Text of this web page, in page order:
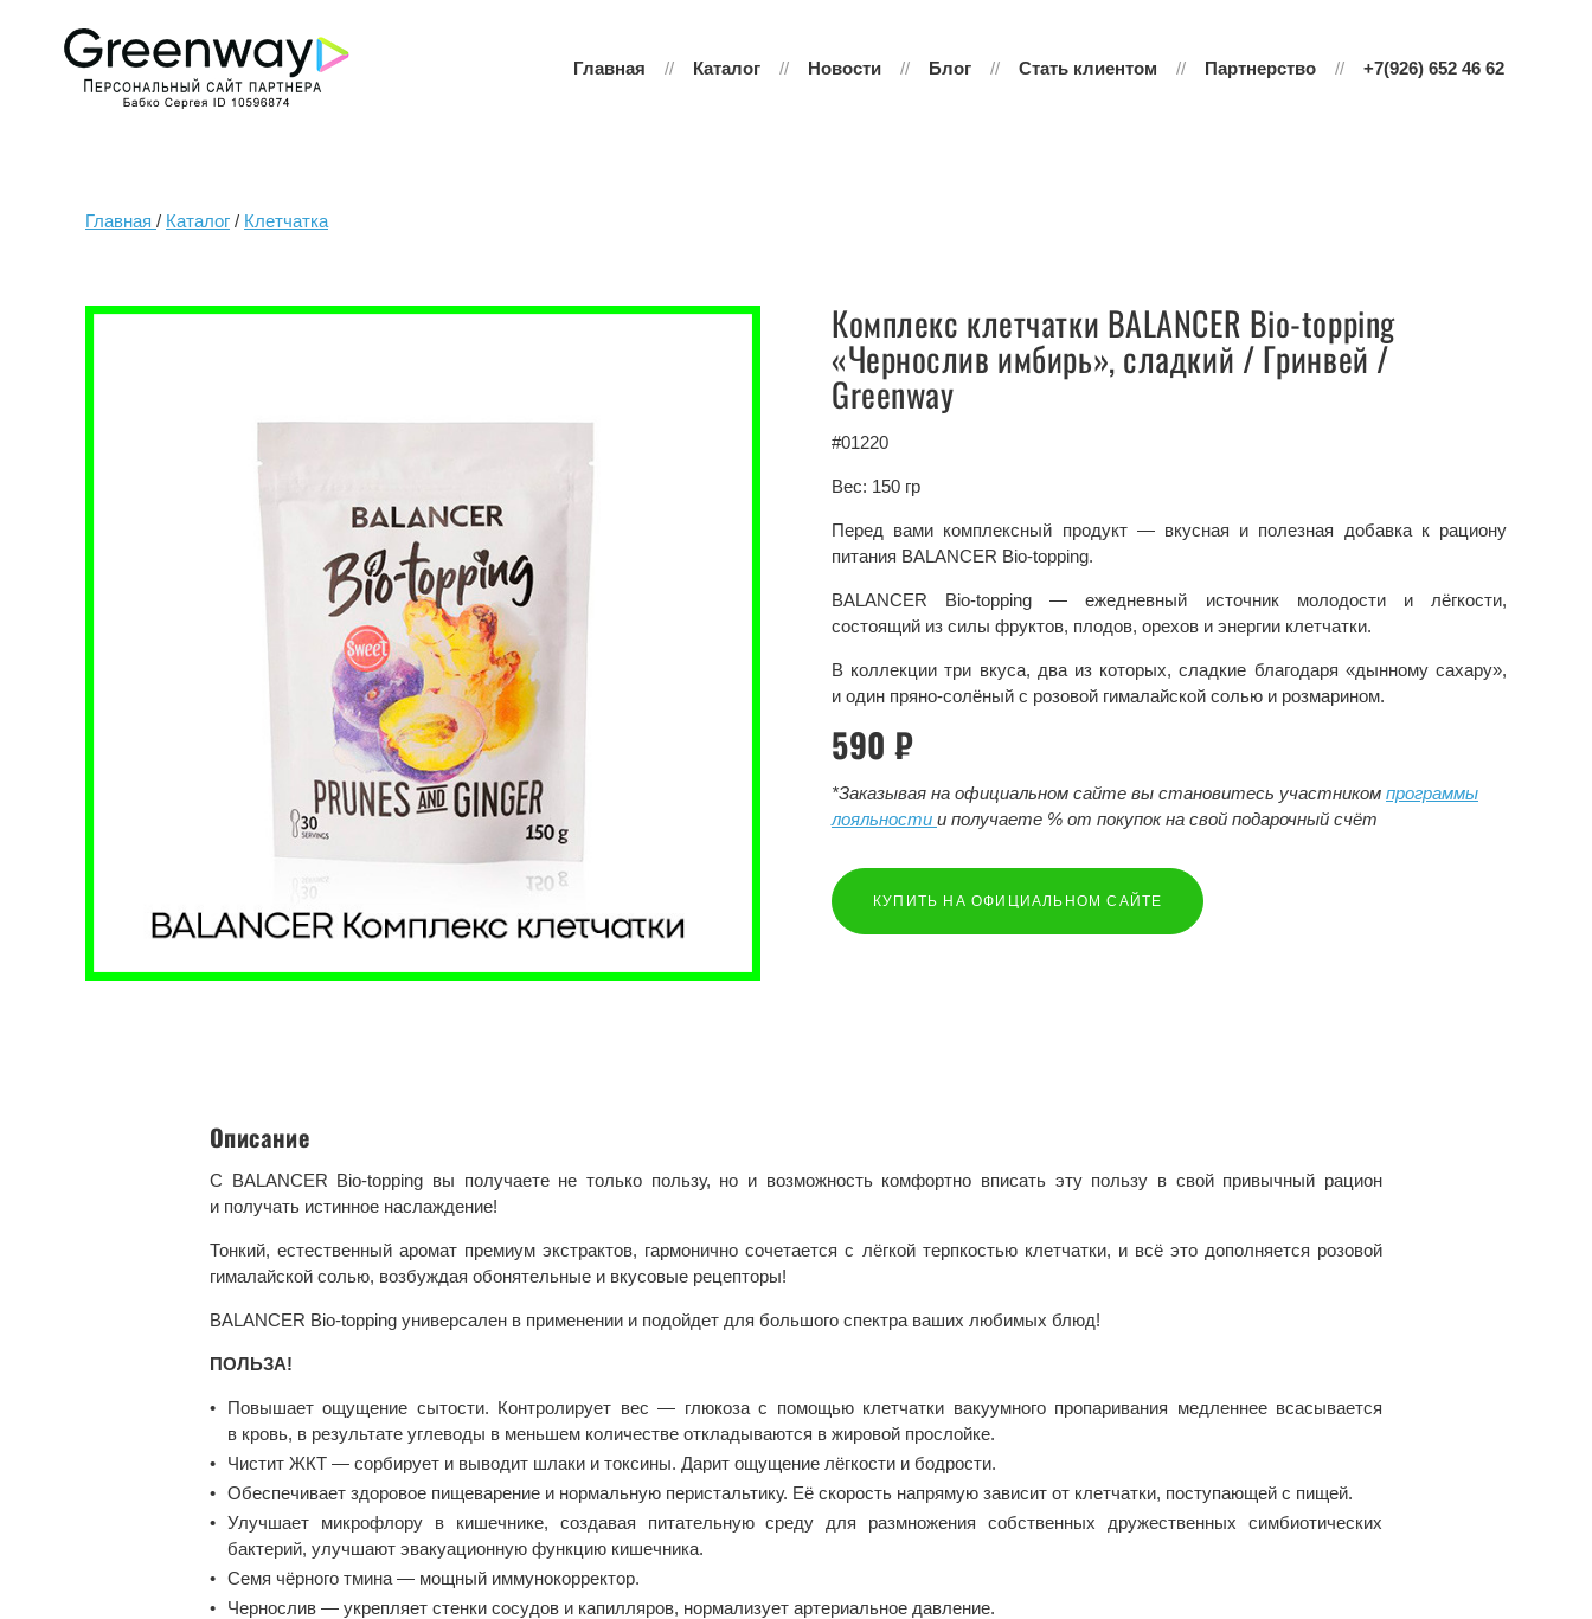
Главная Каталог Новости Блог Стать клиентом Партнерство +7(926) 652 46 62
Главная / Каталог / Клетчатка
Комплекс клетчатки BALANCER Bio-topping
«Чернослив имбирь», сладкий / Гринвей /
Greenway
#01220
Вес: 150 гр
Перед вами комплексный продукт — вкусная и полезная добавка к рациону
питания BALANCER Bio-topping.
BALANCER Bio-topping — ежедневный источник молодости и лёгкости,
состоящий из силы фруктов, плодов, орехов и энергии клетчатки.
В коллекции три вкуса, два из которых, сладкие благодаря «дынному сахару»,
и один пряно-солёный с розовой гималайской солью и розмарином.
590 ₽
*Заказывая на официальном сайте вы становитесь участником программы
лояльности и получаете % от покупок на свой подарочный счёт
КУПИТЬ НА ОФИЦИАЛЬНОМ САЙТЕ
Описание
С BALANCER Bio-topping вы получаете не только пользу, но и возможность комфортно вписать эту пользу в свой привычный рацион
и получать истинное наслаждение!
Тонкий, естественный аромат премиум экстрактов, гармонично сочетается с лёгкой терпкостью клетчатки, и всё это дополняется розовой
гималайской солью, возбуждая обонятельные и вкусовые рецепторы!
BALANCER Bio-topping универсален в применении и подойдет для большого спектра ваших любимых блюд!
ПОЛЬЗА!
Повышает ощущение сытости. Контролирует вес — глюкоза с помощью клетчатки вакуумного пропаривания медленнее всасывается
в кровь, в результате углеводы в меньшем количестве откладываются в жировой прослойке.
Чистит ЖКТ — сорбирует и выводит шлаки и токсины. Дарит ощущение лёгкости и бодрости.
Обеспечивает здоровое пищеварение и нормальную перистальтику. Её скорость напрямую зависит от клетчатки, поступающей с пищей.
Улучшает микрофлору в кишечнике, создавая питательную среду для размножения собственных дружественных симбиотических
бактерий, улучшают эвакуационную функцию кишечника.
Семя чёрного тмина — мощный иммунокорректор.
Чернослив — укрепляет стенки сосудов и капилляров, нормализует артериальное давление.